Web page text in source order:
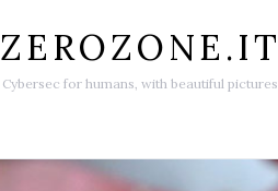
ZEROZONE.IT
Cybersec for humans, with beautiful pictures